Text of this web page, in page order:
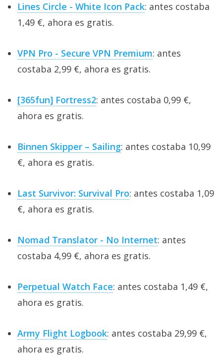
Lines Circle - White Icon Pack: antes costaba
1,49 €, ahora es gratis.
VPN Pro - Secure VPN Premium: antes
costaba 2,99 €, ahora es gratis.
[365fun] Fortress2: antes costaba 0,99 €,
ahora es gratis.
Binnen Skipper – Sailing: antes costaba 10,99
€, ahora es gratis.
Last Survivor: Survival Pro: antes costaba 1,09
€, ahora es gratis.
Nomad Translator - No Internet: antes
costaba 4,99 €, ahora es gratis.
Perpetual Watch Face: antes costaba 1,49 €,
ahora es gratis.
Army Flight Logbook: antes costaba 29,99 €,
ahora es gratis.